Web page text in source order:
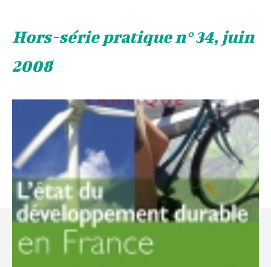
Hors-série pratique n° 34, juin
2008